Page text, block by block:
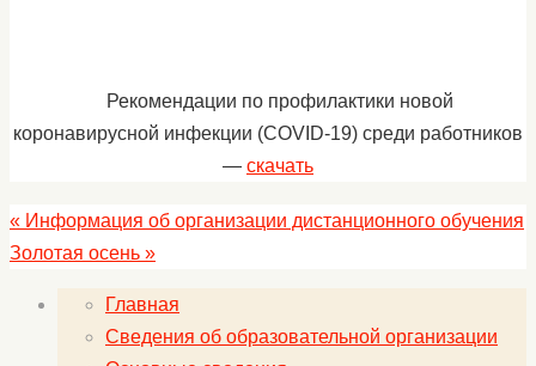
Рекомендации по профилактики новой
коронавирусной инфекции (COVID-19) среди работников
— скачать
« Информация об организации дистанционного обучения
Золотая осень »
Главная
Сведения об образовательной организации